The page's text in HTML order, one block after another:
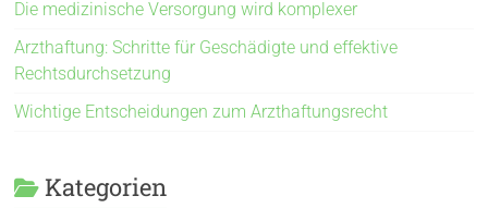
Die medizinische Versorgung wird komplexer
Arzthaftung: Schritte für Geschädigte und effektive
Rechtsdurchsetzung
Wichtige Entscheidungen zum Arzthaftungsrecht
Kategorien